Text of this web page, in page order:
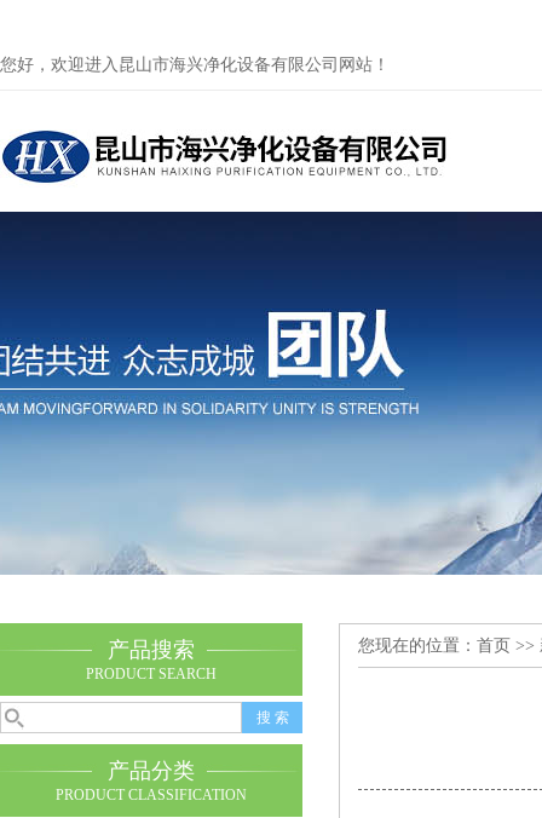
您好，欢迎进入昆山市海兴净化设备有限公司网站！
产品搜索
PRODUCT SEARCH
产品分类
PRODUCT CLASSIFICATION
您现在的位置： 首页 >>